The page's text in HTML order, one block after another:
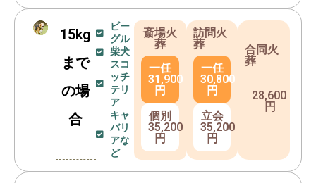
15kg
まで
の場
合
ビー
グル
柴犬
スコ
ッチ
テリ
ア
キャ
バリ
アな
ど
斎場火
葬
一任
31,900
円
個別
35,200
円
訪問火
葬
一任
30,800
円
立会
35,200
円
合同火
葬
28,600
円